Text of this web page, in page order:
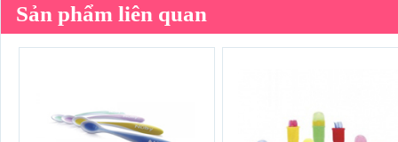
Sản phẩm liên quan